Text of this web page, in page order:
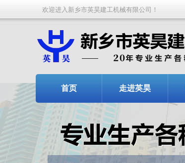
欢迎进入新乡市英昊建工机械有限公司！
首页 走进英昊